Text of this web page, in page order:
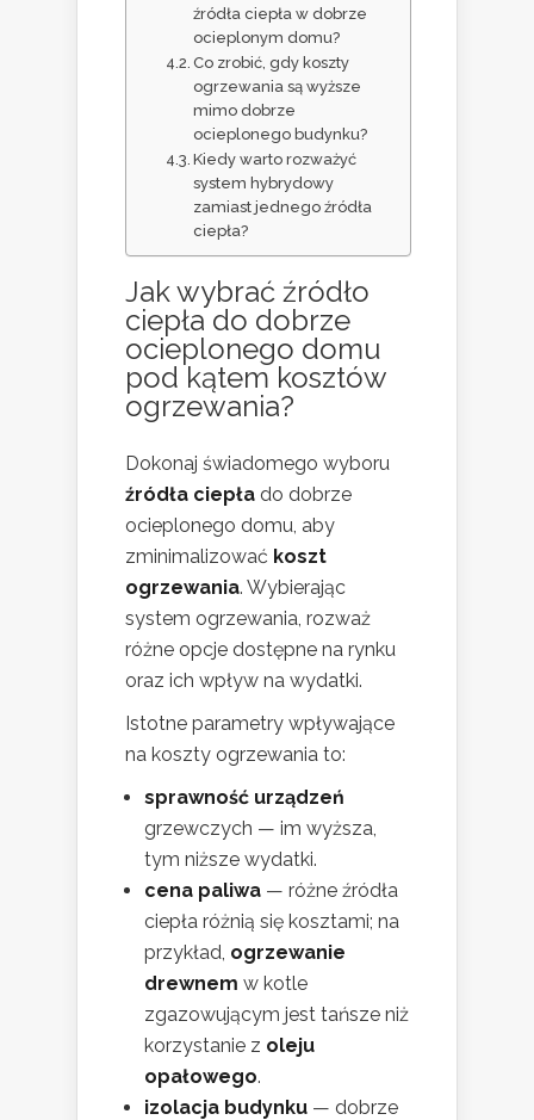
źródła ciepła w dobrze
ocieplonym domu?
Co zrobić, gdy koszty
ogrzewania są wyższe
mimo dobrze
ocieplonego budynku?
Kiedy warto rozważyć
system hybrydowy
zamiast jednego źródła
ciepła?
Jak wybrać źródło
ciepła do dobrze
ocieplonego domu
pod kątem kosztów
ogrzewania?
Dokonaj świadomego wyboru
źródła ciepła do dobrze
ocieplonego domu, aby
zminimalizować koszt
ogrzewania. Wybierając
system ogrzewania, rozważ
różne opcje dostępne na rynku
oraz ich wpływ na wydatki.
Istotne parametry wpływające
na koszty ogrzewania to:
sprawność urządzeń
grzewczych — im wyższa,
tym niższe wydatki.
cena paliwa — różne źródła
ciepła różnią się kosztami; na
przykład, ogrzewanie
drewnem w kotle
zgazowującym jest tańsze niż
korzystanie z oleju
opałowego.
izolacja budynku — dobrze